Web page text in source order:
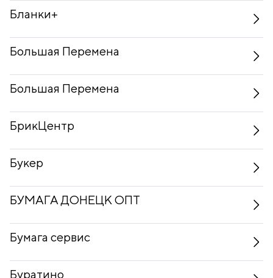
Бланки+
Большая Перемена
Большая Перемена
БрикЦентр
Букер
БУМАГА ДОНЕЦК ОПТ
Бумага сервис
Буратино